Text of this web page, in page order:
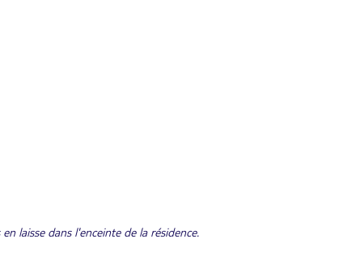
laisse dans l'enceinte de la résidence.